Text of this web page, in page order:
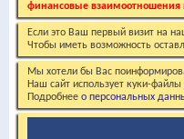
финансовые взаимоотношения
Если это Ваш первый визит на
Чтобы иметь возможность
Мы хотели бы Вас
Наш сайт использует куки-
Подробнее о персональных